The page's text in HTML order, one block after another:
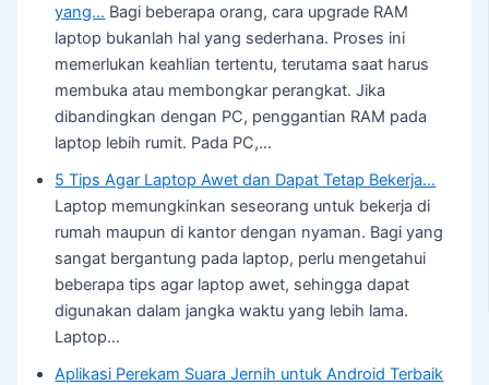
yang… Bagi beberapa orang, cara upgrade RAM
laptop bukanlah hal yang sederhana. Proses ini
memerlukan keahlian tertentu, terutama saat harus
membuka atau membongkar perangkat. Jika
dibandingkan dengan PC, penggantian RAM pada
laptop lebih rumit. Pada PC,…
5 Tips Agar Laptop Awet dan Dapat Tetap Bekerja…
Laptop memungkinkan seseorang untuk bekerja di
rumah maupun di kantor dengan nyaman. Bagi yang
sangat bergantung pada laptop, perlu mengetahui
beberapa tips agar laptop awet, sehingga dapat
digunakan dalam jangka waktu yang lebih lama.
Laptop…
Aplikasi Perekam Suara Jernih untuk Android Terbaik